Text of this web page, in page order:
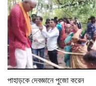
পাহাড়কে দেবজ্ঞানে পুজো করেন